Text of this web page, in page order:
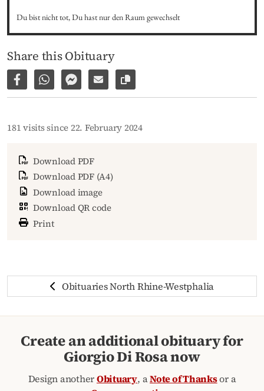
Du bist nicht tot, Du hast nur den Raum gewechselt
Share this Obituary
Share on Facebook
Share via WhatsApp
Share via Facebook Messenger
Share via E-Mail
Copy link to page
181 visits since 22. February 2024
Download PDF
Download PDF (A4)
Download image
Download QR code
Print
Obituaries North Rhine-Westphalia
Create an additional obituary for
Giorgio Di Rosa now
Design anotherObituary, aNote of Thanksor a